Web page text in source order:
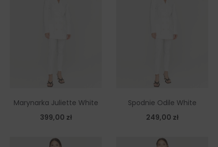
Marynarka Juliette White
399,00 zł
Spodnie Odile White
249,00 zł